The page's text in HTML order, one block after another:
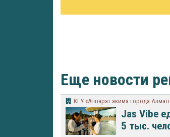
Еще новости
КГУ «Аппарат акима города
Jas Vibe
5 тыс.